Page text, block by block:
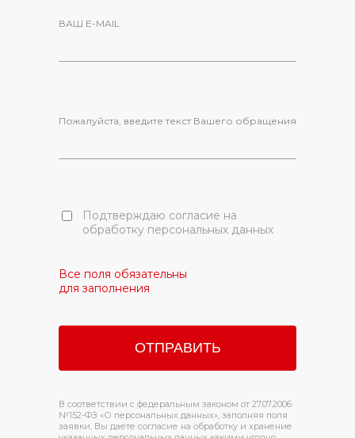
ВАШ E-MAIL
Пожалуйста, введите текст Вашего обращения
Подтверждаю согласие на
обработку персональных данных
Все поля обязательны
для заполнения
В соответствии с федеральным законом от 27.07.2006
№152-ФЗ «О персональных данных», заполняя поля
заявки, Вы даете согласие на обработку и хранение